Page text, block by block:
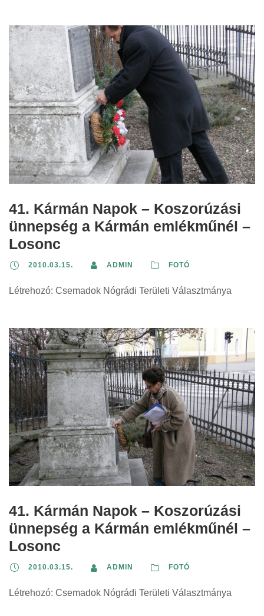
41. Kármán Napok – Koszorúzási
ünnepség a Kármán emlékműnél –
Losonc
2010.03.15. ADMIN FOTÓ
Létrehozó: Csemadok Nógrádi Területi Választmánya
41. Kármán Napok – Koszorúzási
ünnepség a Kármán emlékműnél –
Losonc
2010.03.15. ADMIN FOTÓ
Létrehozó: Csemadok Nógrádi Területi Választmánya